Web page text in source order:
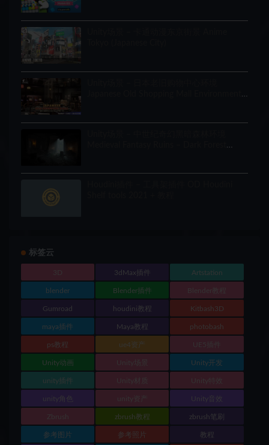
标签云
3D 3dMax插件 Artstation
blender Blender插件 Blender教程
Gumroad houdini教程 Kitbash3D
maya插件 Maya教程 photobash
ps教程 ue4资产 UE5插件
Unity动画 Unity场景 Unity开发
unity插件 Unity材质 Unity特效
unity角色 unity资产 Unity音效
Zbrush zbrush教程 zbrush笔刷
参考图片 参考照片 教程